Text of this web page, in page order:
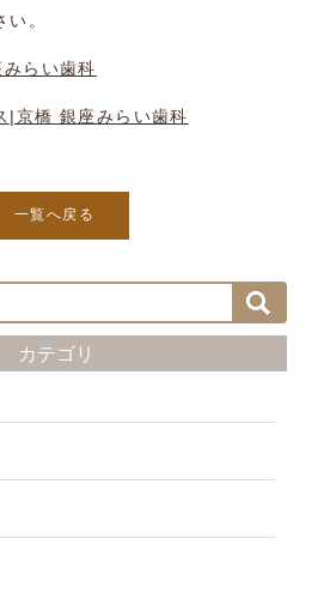
カテゴリ
。
らい歯科
|京橋 銀座みらい歯科
一覧へ戻る